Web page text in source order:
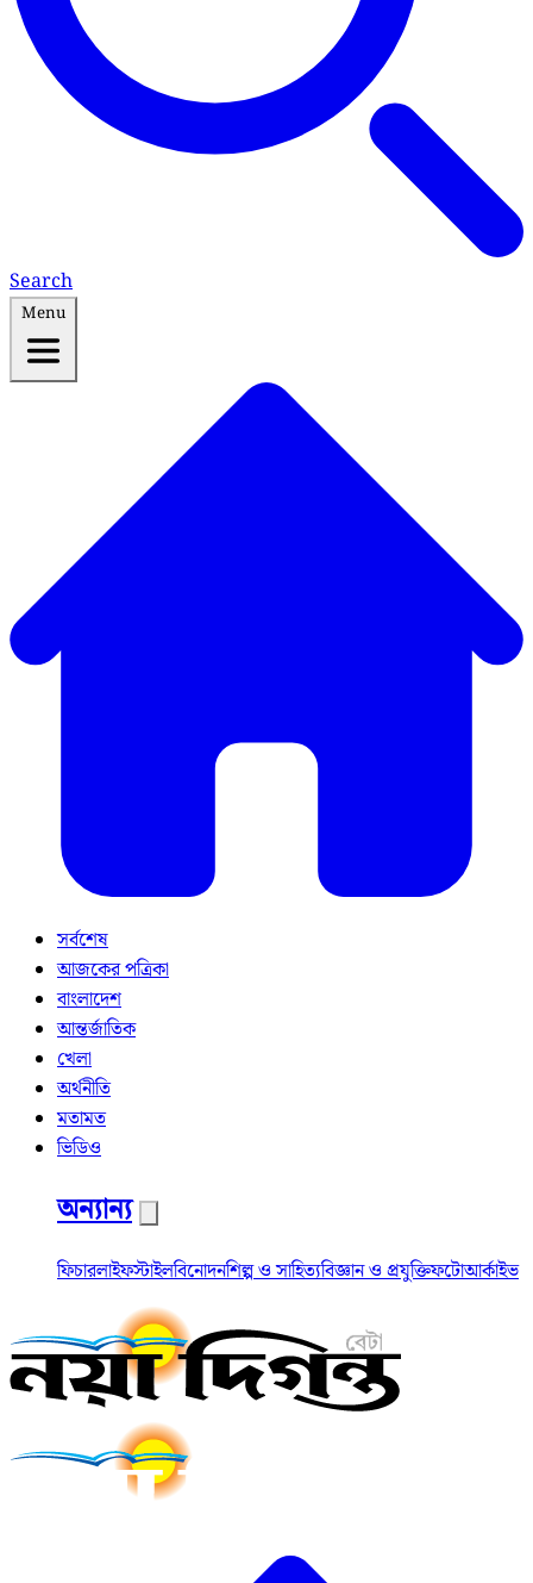
Search
Menu
সর্বশেষ
আজকের পত্রিকা
বাংলাদেশ
আন্তর্জাতিক
খেলা
অর্থনীতি
মতামত
ভিডিও
অন্যান্য
ফিচারলাইফস্টাইলবিনোদনশিল্প ও সাহিত্যবিজ্ঞান ও প্রযুক্তিফটোআর্কাইভ